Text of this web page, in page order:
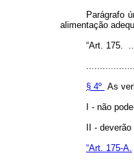
Parágrafo
alimentação
“Art. 175.
§ 4º As
I - não
II -
“Art. 175-A.